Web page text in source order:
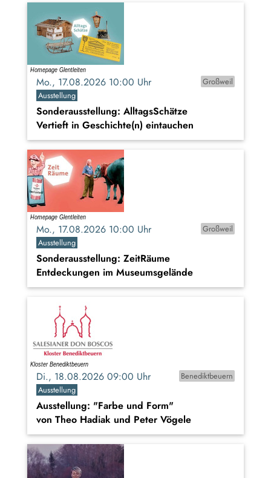
Mo., 17.08.2026 10:00 Uhr
Großweil
Ausstellung
Sonderausstellung: AlltagsSchätze
Vertieft in Geschichte(n) eintauchen
Mo., 17.08.2026 10:00 Uhr
Großweil
Ausstellung
Sonderausstellung: ZeitRäume
Entdeckungen im Museumsgelände
Di., 18.08.2026 09:00 Uhr
Benediktbeuern
Ausstellung
Ausstellung: "Farbe und Form"
von Theo Hadiak und Peter Vögele